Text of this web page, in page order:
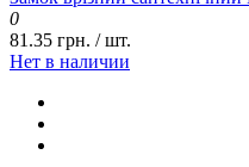
0
81.35 грн. / шт.
Нет в наличии